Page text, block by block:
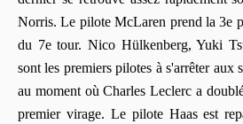
Norris. Le pilote McLaren prend la 3e
du 7e tour. Nico Hülkenberg, Yuki
sont les premiers pilotes à s'arrêter aux
au moment où Charles Leclerc a
premier virage. Le pilote Haas est